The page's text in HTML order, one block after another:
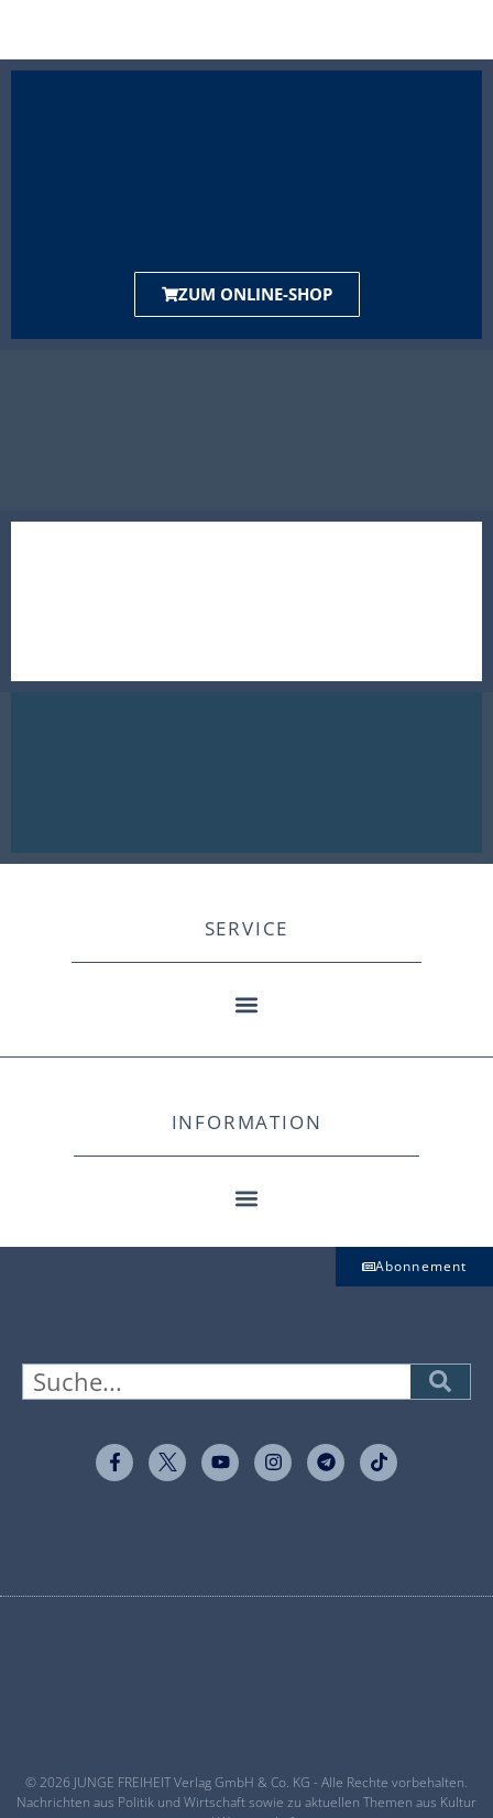
ZUM ONLINE-SHOP
SERVICE
INFORMATION
Abonnement
© 2026 JUNGE FREIHEIT Verlag GmbH & Co. KG - Alle Rechte vorbehalten.
Nachrichten aus Politik und Wirtschaft sowie zu aktuellen Themen aus Kultur